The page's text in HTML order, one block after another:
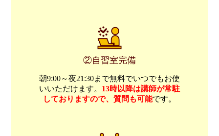
②自習室完備
朝9:00～夜21:30まで無料でいつでもお使
いいただけます。 13時以降は講師が常駐
しておりますので、質問も可能です。